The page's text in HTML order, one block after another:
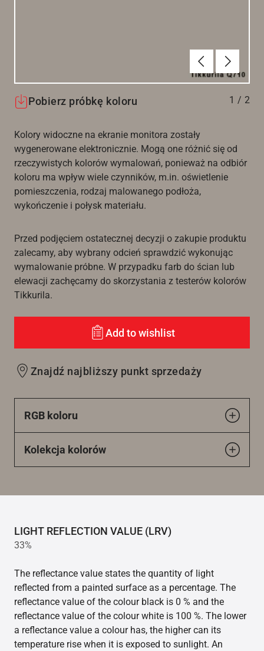
Poprzednie
Dalej
Pobierz próbkę koloru 1 / 2
Kolory widoczne na ekranie monitora zostały
wygenerowane elektronicznie. Mogą one różnić się od
rzeczywistych kolorów wymalowań, ponieważ na odbiór
koloru ma wpływ wiele czynników, m.in. oświetlenie
pomieszczenia, rodzaj malowanego podłoża,
wykończenie i połysk materiału.
Przed podjęciem ostatecznej decyzji o zakupie produktu
zalecamy, aby wybrany odcień sprawdzić wykonując
wymalowanie próbne. W przypadku farb do ścian lub
elewacji zachęcamy do skorzystania z testerów kolorów
Tikkurila.
Add to wishlist
Znajdź najbliższy punkt sprzedaży
RGB koloru
Kolekcja kolorów
LIGHT REFLECTION VALUE (LRV)
33%
The reflectance value states the quantity of light
reflected from a painted surface as a percentage. The
reflectance value of the colour black is 0 % and the
reflectance value of the colour white is 100 %. The lower
a reflectance value a colour has, the higher can its
temperature rise when it is exposed to sunlight. An